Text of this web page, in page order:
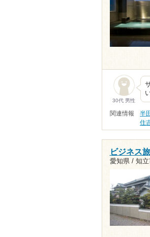
30代 男性
関連情報 半
住
ビジネス
愛知県 / 知